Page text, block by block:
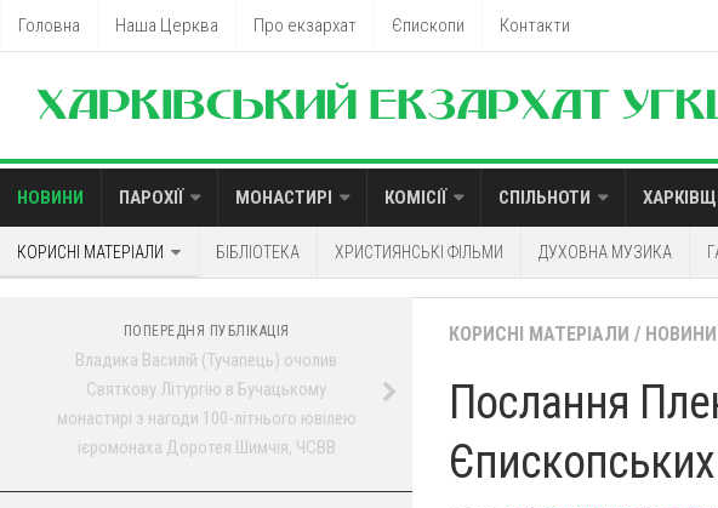
Головна Наша Церква Про екзархат Єпископи Контакти
НОВИНИ ПАРОХІЇ МОНАСТИРІ КОМІСІЇ СПІЛЬНОТИ
КОРИСНІ МАТЕРІАЛИ БІБЛІОТЕКА ХРИСТИЯНСЬКІ ФІЛЬМИ ДУХОВНА МУЗИКА
КОРИСНІ МАТЕРІАЛИ / НОВИНИ
Послання
ПОПЕРЕДНЯ ПУБЛІКАЦІЯ
Владика Василій (Тучапець) очолив
Святкову Літургію в Бучацькому
монастирі з нагоди 100-літнього ювілею
ієромонаха Доротея Шимчія, ЧСВВ